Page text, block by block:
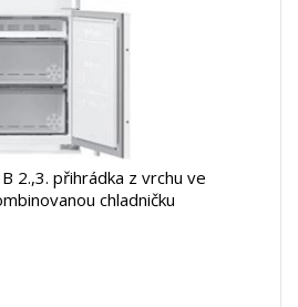
2.,3. přihrádka z vrchu ve
chladničku